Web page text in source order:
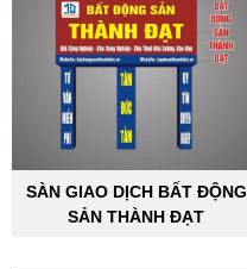
SÀN GIAO DỊCH BẤT ĐỘNG
SẢN THÀNH ĐẠT